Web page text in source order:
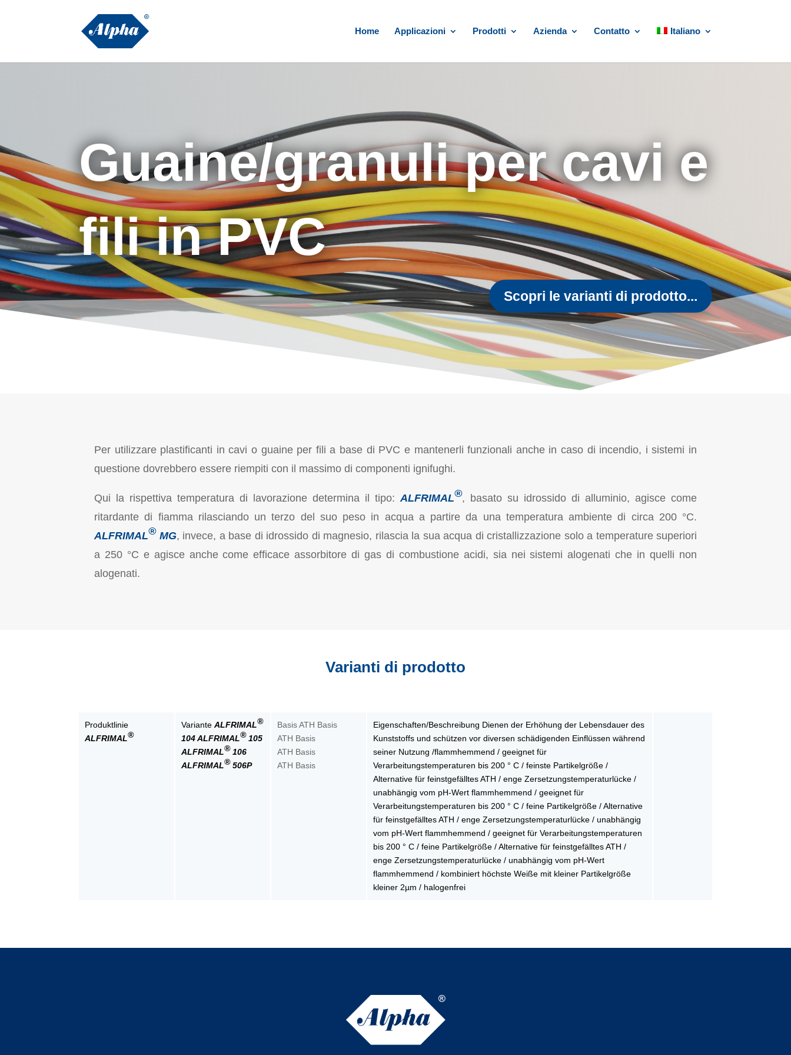
Home Applicazioni Prodotti Azienda Contatto Italiano
Guaine/granuli per cavi e
fili in PVC
Scopri le varianti di prodotto...
Per utilizzare plastificanti in cavi o guaine per fili a base di PVC e mantenerli funzionali anche in caso di incendio, i sistemi in
questione dovrebbero essere riempiti con il massimo di componenti ignifughi.
Qui la rispettiva temperatura di lavorazione determina il tipo: ALFRIMAL®, basato su idrossido di alluminio, agisce come
ritardante di fiamma rilasciando un terzo del suo peso in acqua a partire da una temperatura ambiente di circa 200 °C.
ALFRIMAL®MG, invece, a base di idrossido di magnesio, rilascia la sua acqua di cristallizzazione solo a temperature superiori
a 250 °C e agisce anche come efficace assorbitore di gas di combustione acidi, sia nei sistemi alogenati che in quelli non
alogenati.
Varianti di prodotto
Produktlinie
ALFRIMAL®
Variante ALFRIMAL®
104ALFRIMAL®105
ALFRIMAL®106
ALFRIMAL®506P
Basis ATH Basis
ATH Basis
ATH Basis
ATH Basis
Eigenschaften/Beschreibung Dienen der Erhöhung der Lebensdauer des
Kunststoffs und schützen vor diversen schädigenden Einflüssen während
seiner Nutzung /flammhemmend / geeignet für
Verarbeitungstemperaturen bis 200 ° C / feinste Partikelgröße /
Alternative für feinstgefälltes ATH / enge Zersetzungstemperaturlücke /
unabhängig vom pH-Wert flammhemmend / geeignet für
Verarbeitungstemperaturen bis 200 ° C / feine Partikelgröße / Alternative
für feinstgefälltes ATH / enge Zersetzungstemperaturlücke / unabhängig
vom pH-Wert flammhemmend / geeignet für Verarbeitungstemperaturen
bis 200 ° C / feine Partikelgröße / Alternative für feinstgefälltes ATH /
enge Zersetzungstemperaturlücke / unabhängig vom pH-Wert
flammhemmend / kombiniert höchste Weiße mit kleiner Partikelgröße
kleiner 2µm / halogenfrei